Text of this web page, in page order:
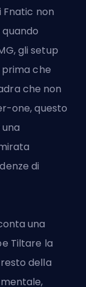
non
gli setup
che
che non
one, questo
di
una
Tiltare la
della